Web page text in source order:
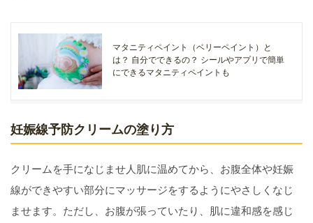
マタニティペイント（ベリーペイント）と
は？ 自分でできるの？ シールやアプリで簡単
にできるマタニティペイントも
妊娠線予防クリームの塗り方
クリームを手になじませ人肌に温めてから、お腹全体や妊娠
線ができやすい部分にマッサージをするようにやさしくなじ
ませます。ただし、お腹が張っていたり、肌に違和感を感じ